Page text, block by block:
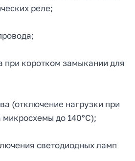
реле;
при коротком замыкании для
(отключение нагрузки при
микросхемы до 140°C);
светодиодных ламп